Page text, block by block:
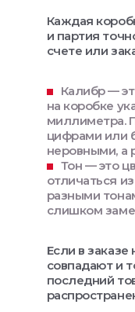
Каждая
и партия
счете или
Калибр —
на коробке
миллиметра.
цифрами или
неровными, а
Тон — это
отличаться
разными
слишком
Если в
совпадают и
последний